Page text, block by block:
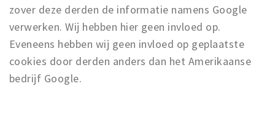
zover deze derden de informatie namens Google
verwerken. Wij hebben hier geen invloed op.
Eveneens hebben wij geen invloed op geplaatste
cookies door derden anders dan het Amerikaanse
bedrijf Google.